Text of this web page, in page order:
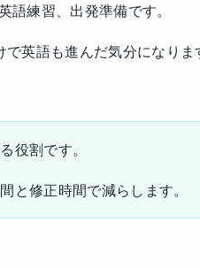
語練習、出発準備です。
英語も進んだ気分になりま
役割です。
と修正時間で減らします。